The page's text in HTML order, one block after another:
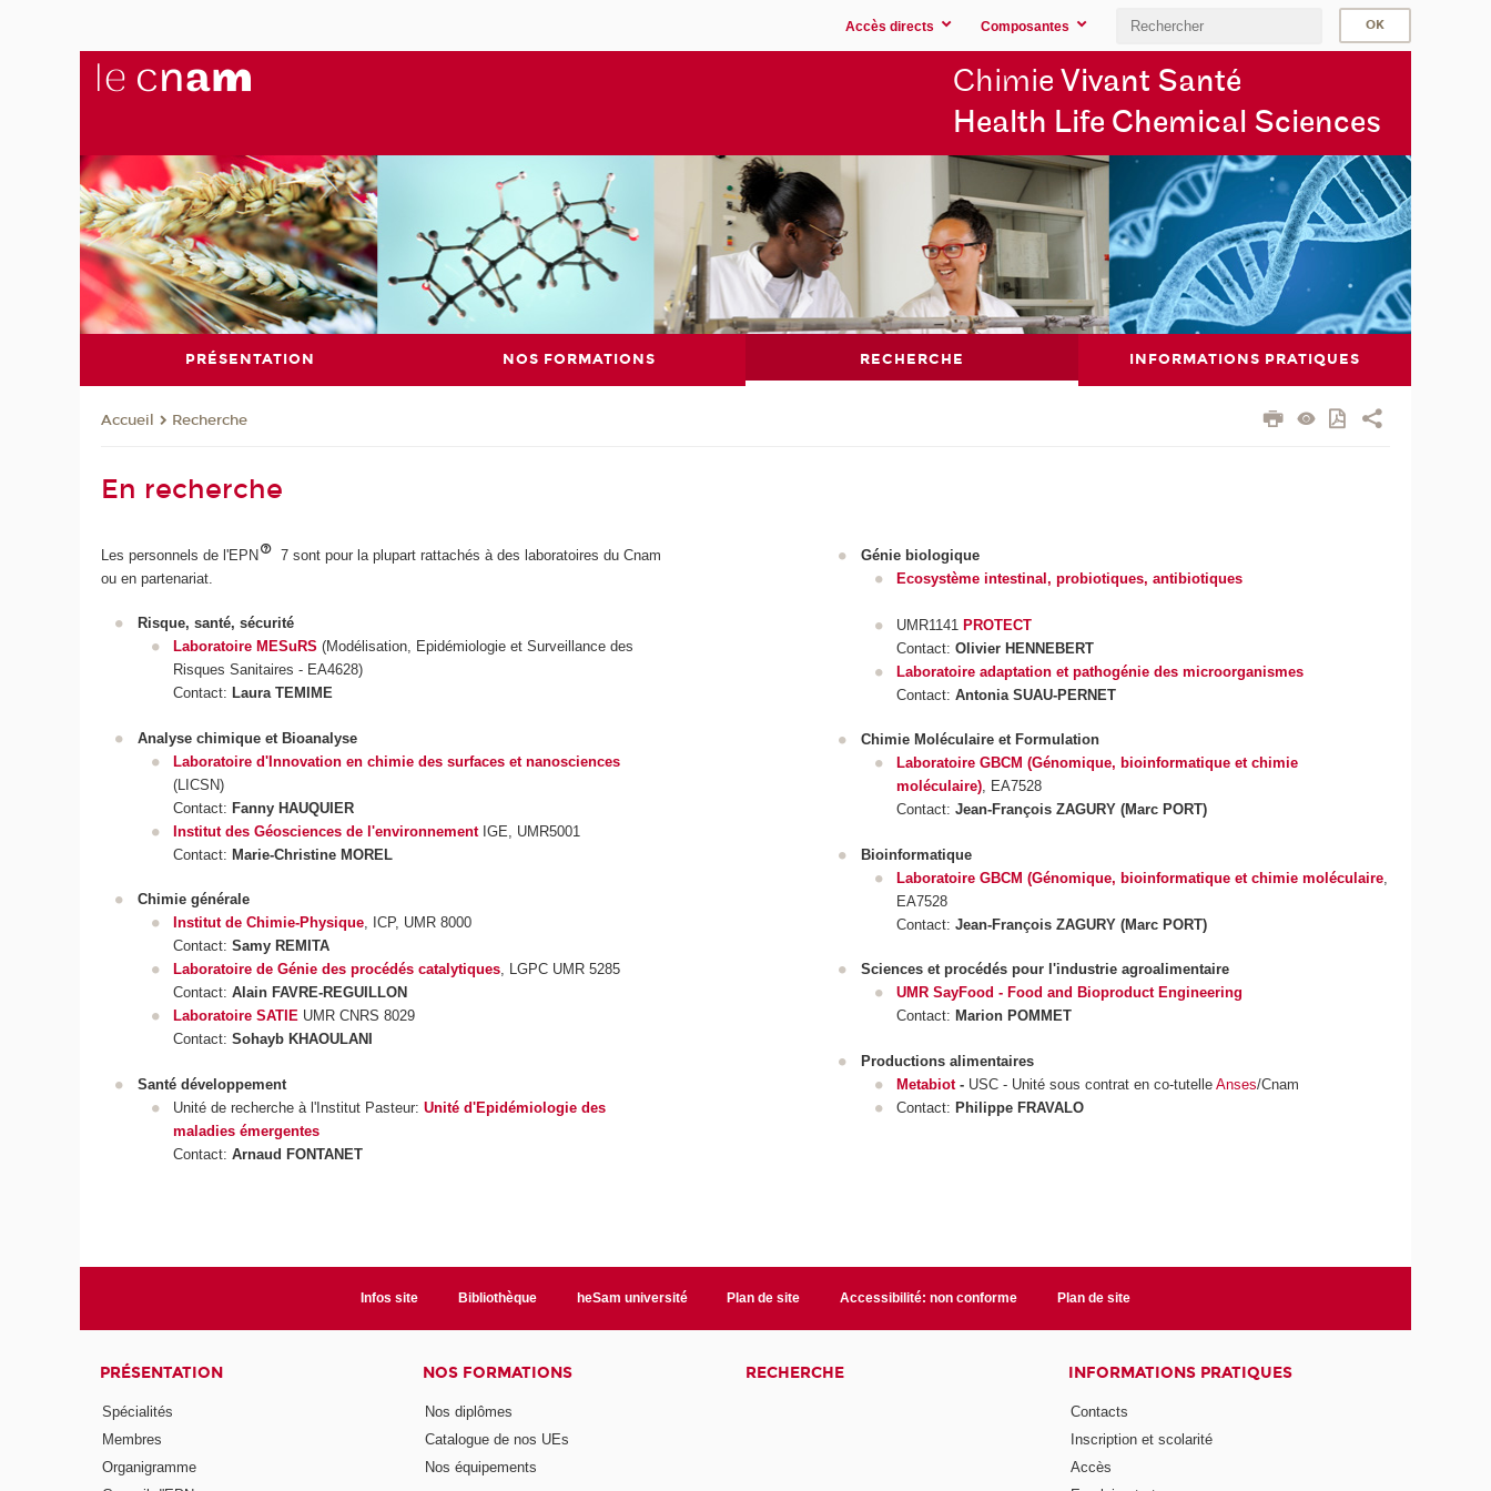
Accès directs Composantes
Chimie Vivant Santé
Health Life Chemical Sciences
PRÉSENTATION NOS FORMATIONS RECHERCHE INFORMATIONS PRATIQUES
Accueil Recherche
En recherche
Les personnels de l'EPN
7 sont pour la plupart rattachés à des laboratoires du Cnam
ou en partenariat.
Risque, santé, sécurité
Laboratoire MESuRS (Modélisation, Epidémiologie et Surveillance des
Risques Sanitaires - EA4628)
Contact: Laura TEMIME
Analyse chimique et Bioanalyse
Laboratoire d'Innovation en chimie des surfaces et nanosciences
(LICSN)
Contact: Fanny HAUQUIER
Institut des Géosciences de l'environnement IGE, UMR5001
Contact: Marie-Christine MOREL
Chimie générale
Institut de Chimie-Physique, ICP, UMR 8000
Contact:Samy REMITA
Laboratoire de Génie des procédés catalytiques, LGPC UMR 5285
Contact:Alain FAVRE-REGUILLON
Laboratoire SATIE UMR CNRS 8029
Contact:Sohayb KHAOULANI
Santé développement
Unité de recherche à l'Institut Pasteur:Unité d'Epidémiologie des
maladies émergentes
Contact:Arnaud FONTANET
Génie biologique
Ecosystème intestinal, probiotiques, antibiotiques
UMR1141 PROTECT
Contact:Olivier HENNEBERT
Laboratoire adaptation et pathogénie des microorganismes
Contact: Antonia SUAU-PERNET
Chimie Moléculaire et Formulation
Laboratoire GBCM (Génomique, bioinformatique et chimie
moléculaire), EA7528
Contact:Jean-François ZAGURY (Marc PORT)
Bioinformatique
Laboratoire GBCM (Génomique, bioinformatique et chimie moléculaire
EA7528
Contact:Jean-François ZAGURY (Marc PORT)
Sciences et procédés pour l'industrie agroalimentaire
UMR SayFood - Food and Bioproduct Engineering
Contact: Marion POMMET
Productions alimentaires
Metabiot- USC - Unité sous contrat en co-tutelleAnses/Cnam
Contact: Philippe FRAVALO
Infos site Bibliothèque heSam université Plan de site Accessibilité: non conforme Plan de site
PRÉSENTATION
Spécialités
Membres
Organigramme
NOS FORMATIONS
Nos diplômes
Catalogue de nos UEs
Nos équipements
RECHERCHE INFORMATIONS PRATIQUES
Contacts
Inscription et scolarité
Accès